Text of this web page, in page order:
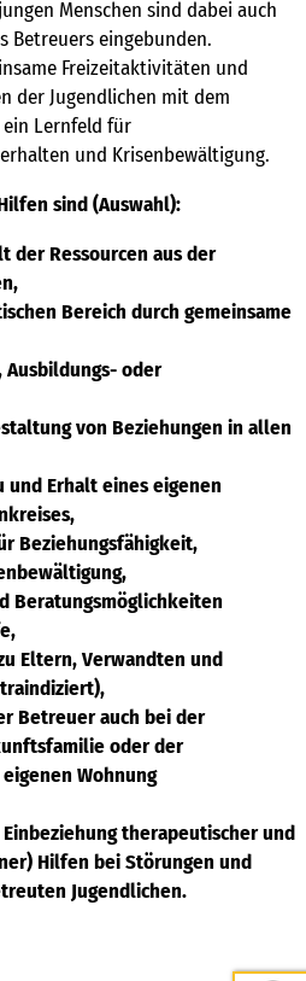
Menschen sind dabei auch
Betreuers eingebunden.
Freizeitaktivitäten und
der Jugendlichen mit dem
Lernfeld für
und Krisenbewältigung.
sind (Auswahl):
der Ressourcen aus der
Bereich durch gemeinsame
oder
von Beziehungen in allen
Erhalt eines eigenen
Beziehungsfähigkeit,
Beratungsmöglichkeiten
Eltern, Verwandten und
Betreuer auch bei der
oder der
Wohnung
Einbeziehung therapeutischer und
Hilfen bei Störungen und
Jugendlichen.